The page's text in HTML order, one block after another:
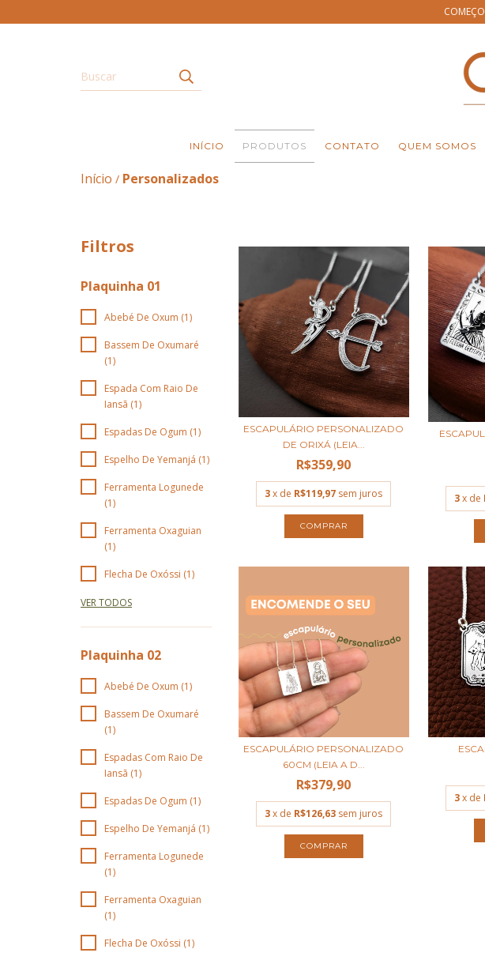
INÍCIO PRODUTOS CONTATO QUEM SOMOS
Início / Personalizados
Filtros
Plaquinha 01
Abebé De Oxum (1)
Bassem De Oxumaré
(1)
Espada Com Raio De
Iansã (1)
Espadas De Ogum (1)
Espelho De Yemanjá (1)
Ferramenta Logunede
(1)
Ferramenta Oxaguian
(1)
Flecha De Oxóssi (1)
VER TODOS
Plaquinha 02
Abebé De Oxum (1)
Bassem De Oxumaré
(1)
Espadas Com Raio De
Iansã (1)
Espadas De Ogum (1)
Espelho De Yemanjá (1)
Ferramenta Logunede
(1)
Ferramenta Oxaguian
(1)
Flecha De Oxóssi (1)
ESCAPULÁRIO PERSONALIZADO
DE ORIXÁ (LEIA...
R$359,90
3x de R$119,97 sem juros
COMPRAR
3x de
ESCAPULÁRIO PERSONALIZADO
60CM (LEIA A D...
R$379,90
3x de R$126,63 sem juros
COMPRAR
3x de